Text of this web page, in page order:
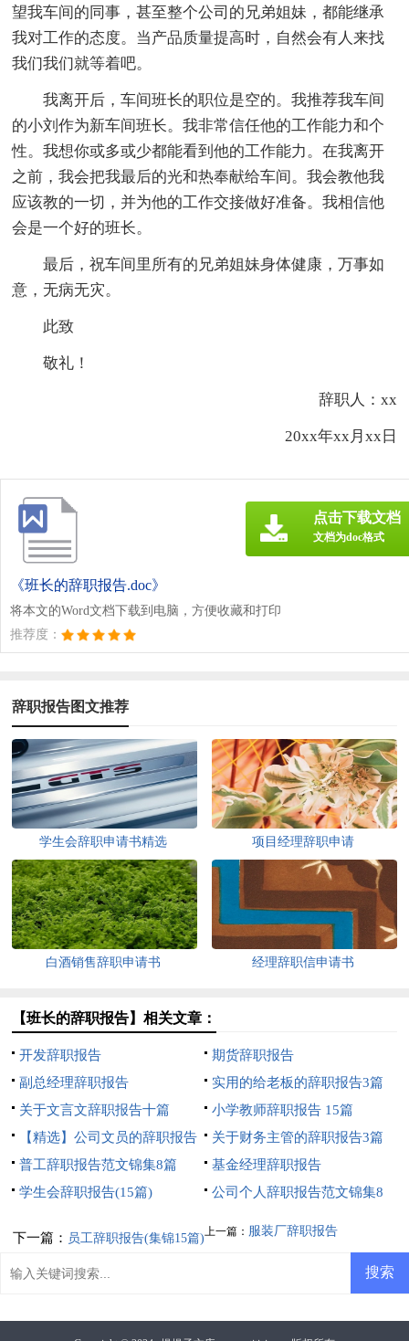
望我车间的同事，甚至整个公司的兄弟姐妹，都能继承
我对工作的态度。当产品质量提高时，自然会有人来找
我们我们就等着吧。
我离开后，车间班长的职位是空的。我推荐我车间
的小刘作为新车间班长。我非常信任他的工作能力和个
性。我想你或多或少都能看到他的工作能力。在我离开
之前，我会把我最后的光和热奉献给车间。我会教他我
应该教的一切，并为他的工作交接做好准备。我相信他
会是一个好的班长。
最后，祝车间里所有的兄弟姐妹身体健康，万事如
意，无病无灾。
此致
敬礼！
辞职人：xx
20xx年xx月xx日
《班长的辞职报告.doc》
将本文的Word文档下载到电脑，方便收藏和打印
推荐度：
点击下载文档
文档为doc格式
辞职报告图文推荐
学生会辞职申请书精选 项目经理辞职申请
白酒销售辞职申请书 经理辞职信申请书
【班长的辞职报告】相关文章：
开发辞职报告
期货辞职报告
副总经理辞职报告
实用的给老板的辞职报告3篇
关于文言文辞职报告十篇
小学教师辞职报告 15篇
【精选】公司文员的辞职报告
四篇
关于财务主管的辞职报告3篇
普工辞职报告范文锦集8篇
基金经理辞职报告
学生会辞职报告(15篇)
公司个人辞职报告范文锦集8
上一篇： 服装厂辞职报告
下一篇： 员工辞职报告(集锦15篇)